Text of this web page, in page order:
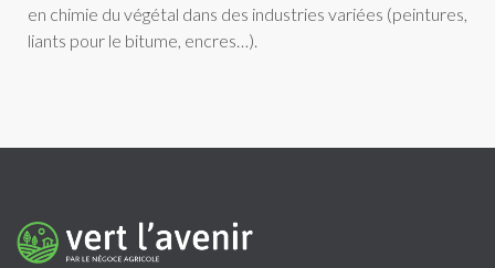
en chimie du végétal dans des industries variées (peintures,
liants pour le bitume, encres…).